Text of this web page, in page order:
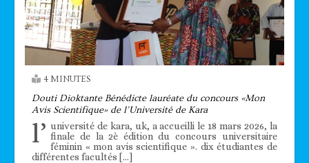
4 MINUTES
Douti Dioktante Bénédicte lauréate du concours «Mon
Avis Scientifique» de l’Université de Kara
l’ université de kara, uk, a accueilli le 18 mars 2026, la
finale de la 2è édition du concours universitaire
féminin « mon avis scientifique ». dix étudiantes de
différentes facultés […]